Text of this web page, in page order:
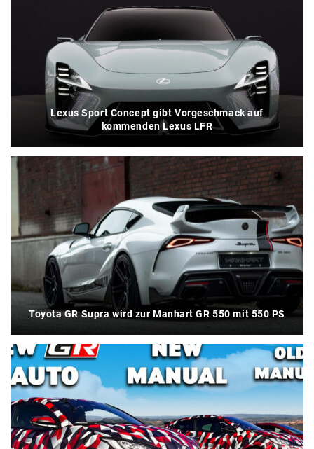
Lexus Sport Concept gibt Vorgeschmack auf
kommenden Lexus LFR
Toyota GR Supra wird zur Manhart GR 550 mit 550 PS